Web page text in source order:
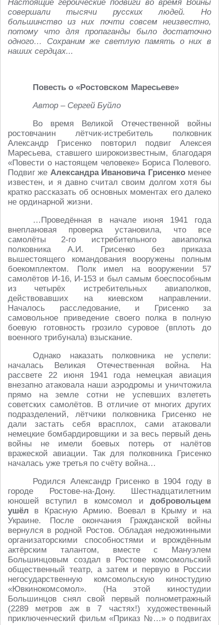
Настоящие героические подвиги во время Войны
совершали тысячи русских людей. Но
большинство из них почти совсем неизвестно,
потому что для пропаганды было достаточно
одного… Сохраним же светлую память о них в
наших сердцах...
Повесть о «Ростовском Маресьеве»
Автор – Сергей Буйло
Во время Великой Отечественной войны
ростовчанин лётчик-истребитель полковник
Александр Грисенко повторил подвиг Алексея
Маресьева, ставшего широкоизвестным, благодаря
«Повести о настоящем человеке» Бориса Полевого.
Подвиг же Александра Ивановича Грисенкоменее
известен, и я давно считал своим долгом хотя бы
кратко рассказать об основных моментах его далеко
не ординарной жизни.
…Проведённая в начале июня 1941 года
внеплановая проверка установила, что все
самолёты 2-го истребительного авиаполка
полковника А.И. Грисенко без приказа
вышестоящего командования вооружены полным
боекомплектом. Полк имел на вооружении 57
самолётов И-16, И-153 и был самым боеспособным
из четырёх истребительных авиаполков,
действовавших на киевском направлении.
Началось расследование, и Грисенко за
самовольное приведение своего полка в полную
боевую готовность грозило суровое (вплоть до
военного трибунала) взыскание.
Однако наказать полковника не успели:
началась Великая Отечественная война. На
рассвете 22 июня 1941 года немецкая авиация
внезапно атаковала наши аэродромы и уничтожила
прямо на земле сотни не успевших взлететь
советских самолётов. В отличие от многих других
подразделений, лётчики полковника Грисенко не
дали застать себя врасплох, сами атаковали
немецкие бомбардировщики и за весь первый день
войны не имели боевых потерь от налётов
вражеской авиации. Так для полковника Грисенко
началась уже третья по счёту война…
Родился Александр Грисенко в 1904 году в
городе Ростове-на-Дону. Шестнадцатилетним
юношей вступил в комсомол и добровольцем
ушёл в Красную Армию. Воевал в Крыму и на
Украине. После окончания Гражданской войны
вернулся в родной Ростов. Обладая недюжинными
организаторскими способностями и врождённым
актёрским талантом, вместе с Мануэлем
Большинцовым создал в Ростове комсомольский
общественный театр, а затем и первую в России
негосударственную комсомольскую киностудию
«Ювкинокомсомол». (На этой киностудии
Большинцов снял свой первый полнометражный
(2289 метров аж в 7 частях!) художественный
приключенческий фильм «Приказ №…» о подвигах